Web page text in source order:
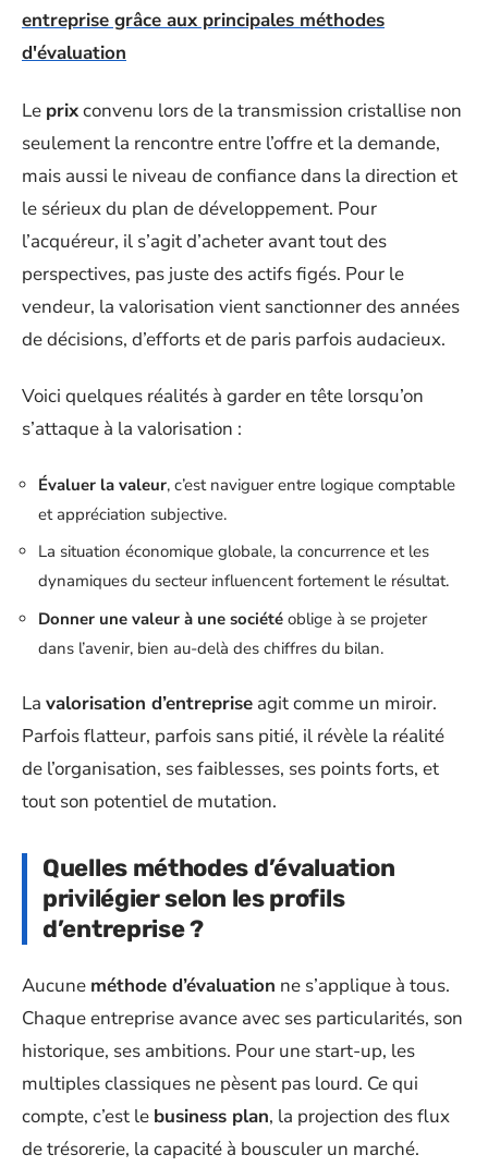
entreprise grâce aux principales méthodes
d'évaluation
Le prixconvenu lors de la transmission cristallise non
seulement la rencontre entre l’offre et la demande,
mais aussi le niveau de confiance dans la direction et
le sérieux du plan de développement. Pour
l’acquéreur, il s’agit d’acheter avant tout des
perspectives, pas juste des actifs figés. Pour le
vendeur, la valorisation vient sanctionner des années
de décisions, d’efforts et de paris parfois audacieux.
Voici quelques réalités à garder en tête lorsqu’on
s’attaque à la valorisation :
Évaluer la valeur, c’est naviguer entre logique comptable
et appréciation subjective.
La situation économique globale, la concurrence et les
dynamiques du secteur influencent fortement le résultat.
Donner une valeur à une société oblige à se projeter
dans l’avenir, bien au-delà des chiffres du bilan.
La valorisation d’entreprise agit comme un miroir.
Parfois flatteur, parfois sans pitié, il révèle la réalité
de l’organisation, ses faiblesses, ses points forts, et
tout son potentiel de mutation.
Quelles méthodes d’évaluation
privilégier selon les profils
d’entreprise ?
Aucune méthode d’évaluation ne s’applique à tous.
Chaque entreprise avance avec ses particularités, son
historique, ses ambitions. Pour une start-up, les
multiples classiques ne pèsent pas lourd. Ce qui
compte, c’est le business plan, la projection des flux
de trésorerie, la capacité à bousculer un marché.